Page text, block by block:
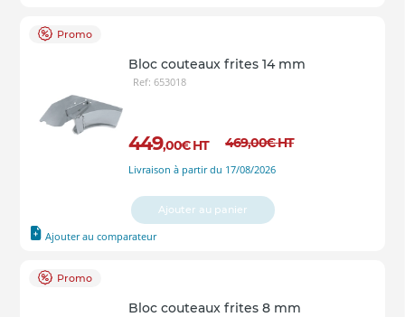
Promo
Bloc couteaux frites 14 mm
Ref: 653018
449,00€ HT 469,00€HT
Livraison à partir du 17/08/2026
Ajouter au comparateur
Ajouter au panier
Promo
Bloc couteaux frites 8 mm